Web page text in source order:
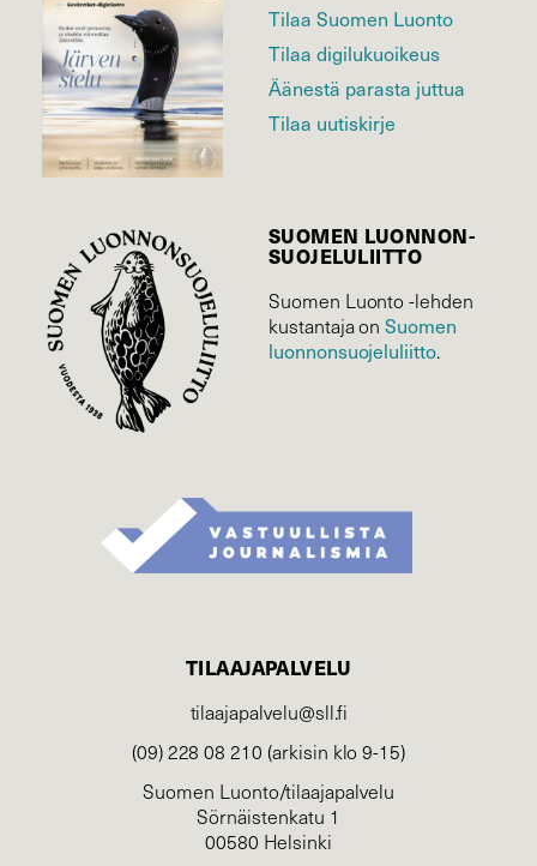
Tilaa Suomen Luonto
Tilaa digilukuoikeus
Äänestä parasta juttua
Tilaa uutiskirje
SUOMEN LUONNON­
SUOJELU­LIITTO
Suomen Luonto -lehden
kustantaja onSuomen
luonnonsuojelu­liitto.
TILAAJAPALVELU
tilaajapalvelu@sll.fi
(09) 228 08 210 (arkisin klo 9-15)
Suomen Luonto/tilaajapalvelu
Sörnäistenkatu 1
00580 Helsinki